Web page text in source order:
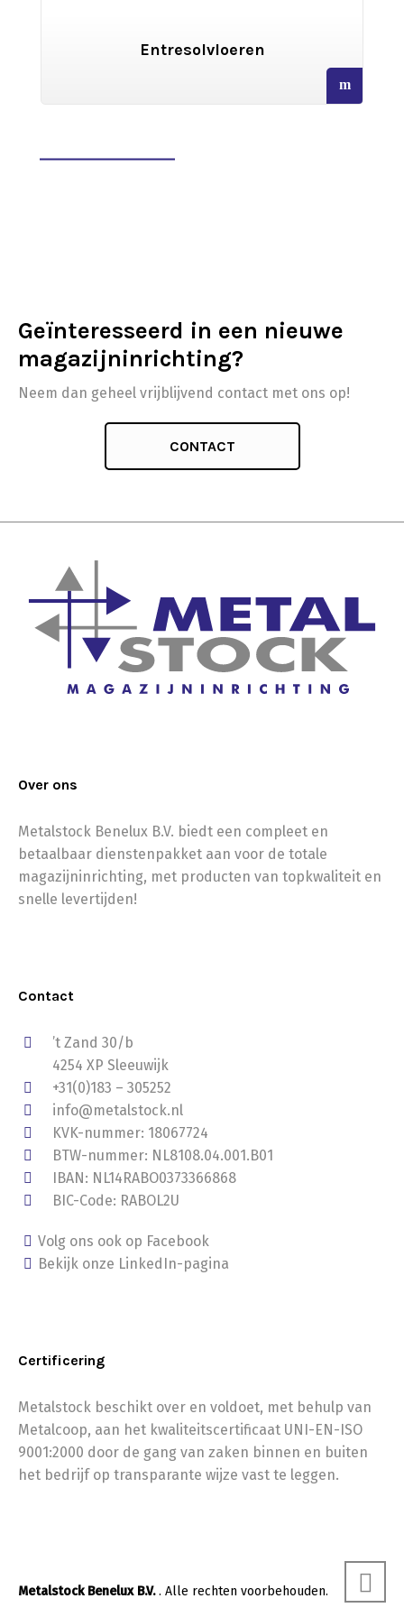
Geïnteresseerd in een nieuwe
magazijninrichting?
Neem dan geheel vrijblijvend contact met ons op!
CONTACT
Over ons
Metalstock Benelux B.V. biedt een compleet en
betaalbaar dienstenpakket aan voor de totale
magazijninrichting, met producten van topkwaliteit en
snelle levertijden!
Contact
’t Zand 30/b
4254 XP Sleeuwijk
+31(0)183 – 305252
info@metalstock.nl
KVK-nummer: 18067724
BTW-nummer: NL8108.04.001.B01
IBAN: NL14RABO0373366868
BIC-Code: RABOL2U
Volg ons ook op Facebook
Bekijk onze LinkedIn-pagina
Certificering
Metalstock beschikt over en voldoet, met behulp van
Metalcoop, aan het kwaliteitscertificaat UNI-EN-ISO
9001:2000 door de gang van zaken binnen en buiten
het bedrijf op transparante wijze vast te leggen.
Metalstock Benelux B.V.. Alle rechten voorbehouden.